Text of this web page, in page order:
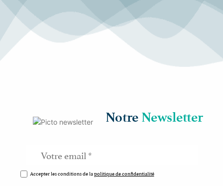
Notre Newsletter
Accepter les conditions de lapolitique de confidentialité